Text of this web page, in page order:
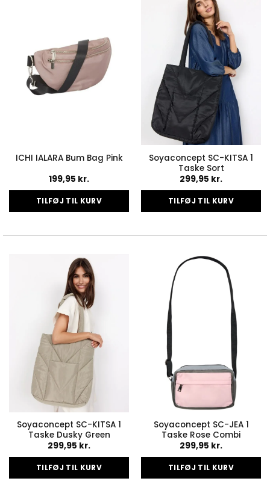
ICHI IALARA Bum Bag Pink
199,95 kr.
TILFØJ TIL KURV
Soyaconcept SC-KITSA 1
Taske Sort
299,95 kr.
TILFØJ TIL KURV
Soyaconcept SC-KITSA 1
Taske Dusky Green
299,95 kr.
TILFØJ TIL KURV
Soyaconcept SC-JEA 1
Taske Rose Combi
299,95 kr.
TILFØJ TIL KURV